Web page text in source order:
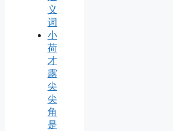
义
词
小
荷
才
露
尖
尖
角
是